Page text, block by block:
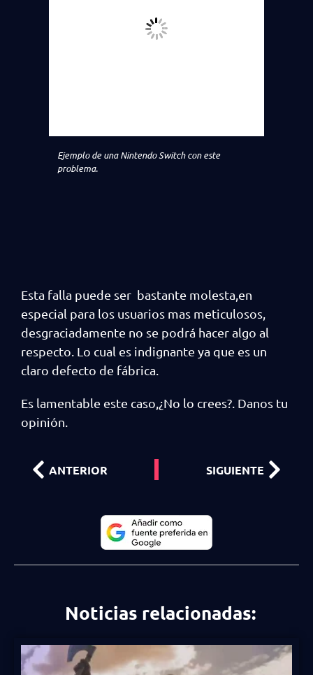
Ejemplo de una Nintendo Switch con este
problema.
Esta falla puede ser bastante molesta,en
especial para los usuarios mas meticulosos,
desgraciadamente no se podrá hacer algo al
respecto. Lo cual es indignante ya que es un
claro defecto de fábrica.
Es lamentable este caso,¿No lo crees?. Danos tu
opinión.
ANTERIOR SIGUIENTE
Noticias relacionadas: